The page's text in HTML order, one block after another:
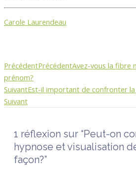
Carole Laurendeau
PrécédentPrécédentAvez-vous la fibre
prénom?
SuivantEst-il important de confronter
Suivant
1 réflexion sur “Peut-on
hypnose et visualisation
façon?”